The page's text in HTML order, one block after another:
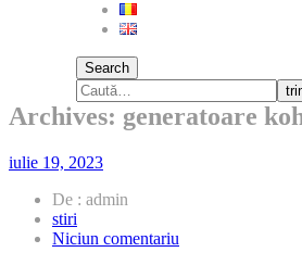
Search
Archives: generatoare
iulie 19, 2023
De : admin
stiri
Niciun comentariu